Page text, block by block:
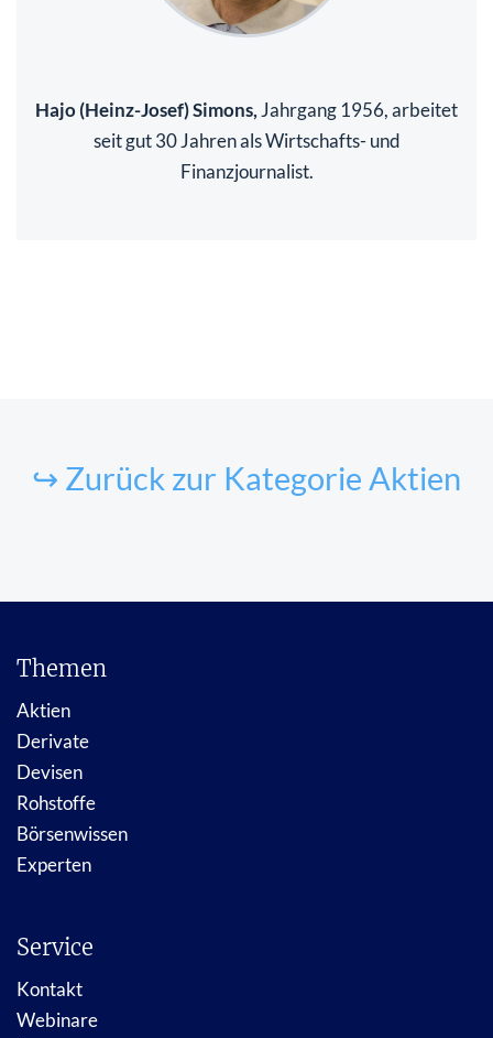
Hajo (Heinz-Josef) Simons, Jahrgang 1956, arbeitet
seit gut 30 Jahren als Wirtschafts- und
Finanzjournalist.
↪ Zurück zur Kategorie Aktien
Themen
Aktien
Derivate
Devisen
Rohstoffe
Börsenwissen
Experten
Service
Kontakt
Webinare